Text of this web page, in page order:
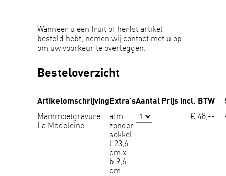
Wanneer u een fruit of herfst artikel
besteld hebt, nemen wij contact met u op
om uw voorkeur te overleggen.
Besteloverzicht
ArtikelomschrijvingExtra'sAantal Prijs incl. BTW
Mammoetgravure
La Madeleine
afm.
zonder
sokkel
l.23,6
cm x
b.9,6
cm
€ 48,--